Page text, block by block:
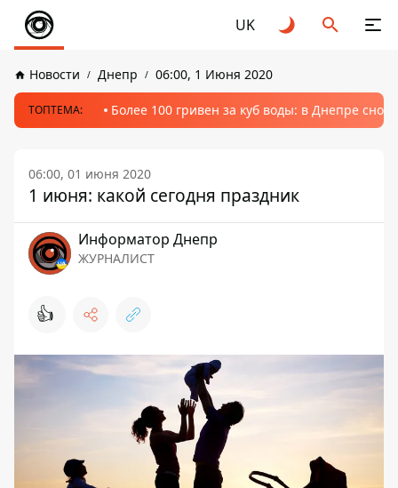
UK
Новости Днепр 06:00, 1 Июня 2020
ТОПТЕМА: Более 100 гривен за куб воды: в Днепре
06:00, 01 июня 2020
1 июня: какой сегодня праздник
Информатор Днепр
ЖУРНАЛИСТ
👍